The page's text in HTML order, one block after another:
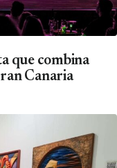
que combina
Canaria